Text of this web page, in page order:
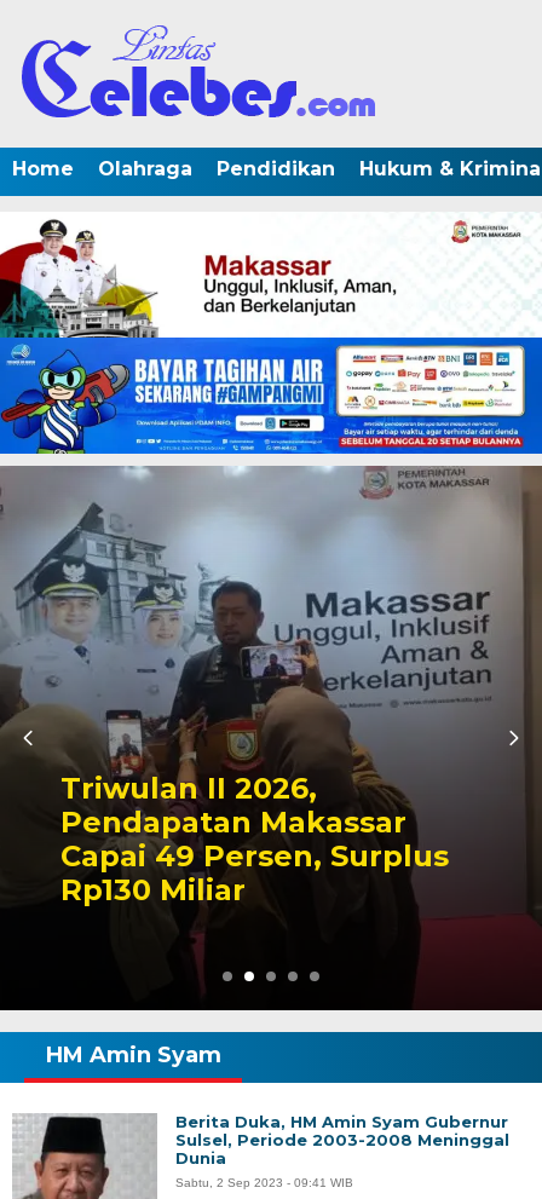
Home Olahraga Pendidikan Hukum &
Surplus
Kapolres
Makam La
Tegaskan
Mengabdi
Wajo
HM Amin Syam
Berita Duka, HM Amin Syam Gubernur
Sulsel, Periode 2003-2008 Meninggal
Dunia
Sabtu, 2 Sep 2023 - 09:41 WIB